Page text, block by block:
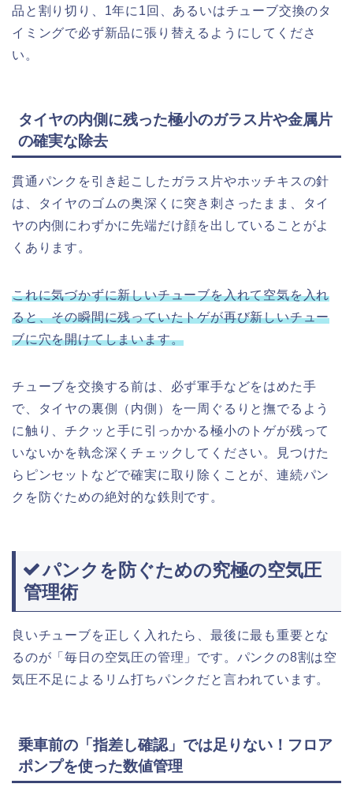
品と割り切り、1年に1回、あるいはチューブ交換のタ
イミングで必ず新品に張り替えるようにしてくださ
い。
タイヤの内側に残った極小のガラス片や金属片
の確実な除去
貫通パンクを引き起こしたガラス片やホッチキスの針
は、タイヤのゴムの奥深くに突き刺さったまま、タイ
ヤの内側にわずかに先端だけ顔を出していることがよ
くあります。
これに気づかずに新しいチューブを入れて空気を入れ
ると、その瞬間に残っていたトゲが再び新しいチュー
ブに穴を開けてしまいます。
チューブを交換する前は、必ず軍手などをはめた手
で、タイヤの裏側（内側）を一周ぐるりと撫でるよう
に触り、チクッと手に引っかかる極小のトゲが残って
いないかを執念深くチェックしてください。見つけた
らピンセットなどで確実に取り除くことが、連続パン
クを防ぐための絶対的な鉄則です。
パンクを防ぐための究極の空気圧
管理術
良いチューブを正しく入れたら、最後に最も重要とな
るのが「毎日の空気圧の管理」です。パンクの8割は空
気圧不足によるリム打ちパンクだと言われています。
乗車前の「指差し確認」では足りない！フロア
ポンプを使った数値管理